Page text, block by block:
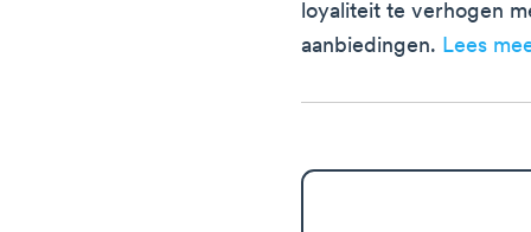
loyaliteit te verhogen
aanbiedingen. Lees